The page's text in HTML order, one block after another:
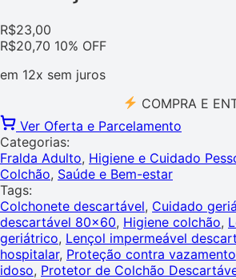
R$23,00
R$20,70 10% OFF
em 12x sem juros
COMPRA E
Ver Oferta e Parcelamento
Categorias:
Fralda Adulto, Higiene e Cuidado
Colchão, Saúde e Bem-estar
Tags:
Colchonete descartável, Cuidado
descartável 80x60, Higiene colchão,
geriátrico, Lençol impermeável
hospitalar, Proteção contra vazamento
idoso, Protetor de Colchão